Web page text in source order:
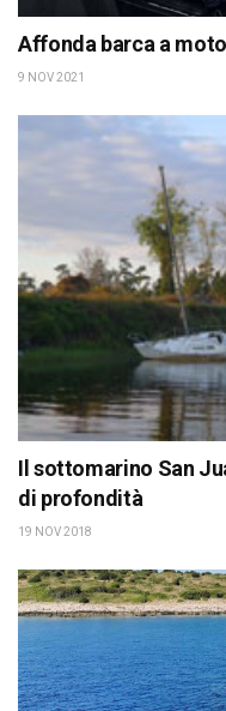
Affonda barca a
9 NOV 2021
Il sottomarino San
di profondità
19 NOV 2018